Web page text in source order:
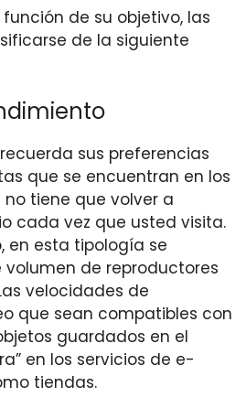
de su objetivo, las
de la siguiente
sus preferencias
que se encuentran en los
no tiene que volver a
cada vez que usted visita.
en esta tipología se
volumen de reproductores
velocidades de
que sean compatibles con
guardados en el
en los servicios de e-
tiendas.